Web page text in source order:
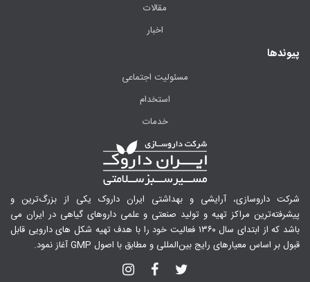
مقالات
اخبار
پیوندها
مسئولیت اجتماعی
استخدام
خدمات
شرکت داروسازی، آرایشی و بهداشتی ایران داروک یکی از بزرگ‌ترین و
پیشرفته‌ترین مراکز تهیه و تولید صنعتی و علمی داروهای گیاهی در ایران می
باشد که از ابتدای سال ۱۳۶۰ فعالیت خود را با هدف تهیه شکل های دارویی قابل
قبول بر اساس معیارهای رایج بین‌المللی و مطابق با اصول GMP آغاز نمود.